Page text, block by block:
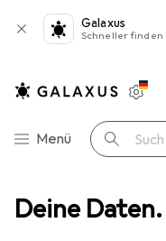
Deine
Galaxus
Schneller finden
Navigation nach
Menü Suche
1400 / 2800 mm, Tiefe